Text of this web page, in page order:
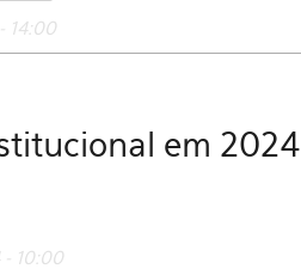
14:00
em 2024
- 10:00